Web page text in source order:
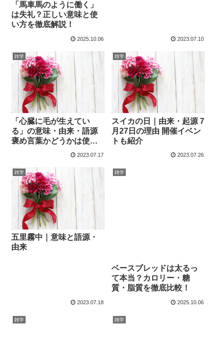
「馬車馬のように働く」
は失礼？正しい意味と使
い方を徹底解説！
2025.10.06 2023.07.10
雑学
「心臓に毛が生えてい
る」の意味・由来・語源
褒め言葉かどうかは使い
2023.07.17
雑学
スイカの日｜由来・起源 7
月27日の理由 開催イベン
トも紹介
2023.07.26
雑学
五里霧中｜意味と語源・
由来
2023.07.18
雑学
ベースブレッドは太るっ
て本当？カロリー・糖
質・脂質を徹底比較！
2025.10.06
雑学 雑学